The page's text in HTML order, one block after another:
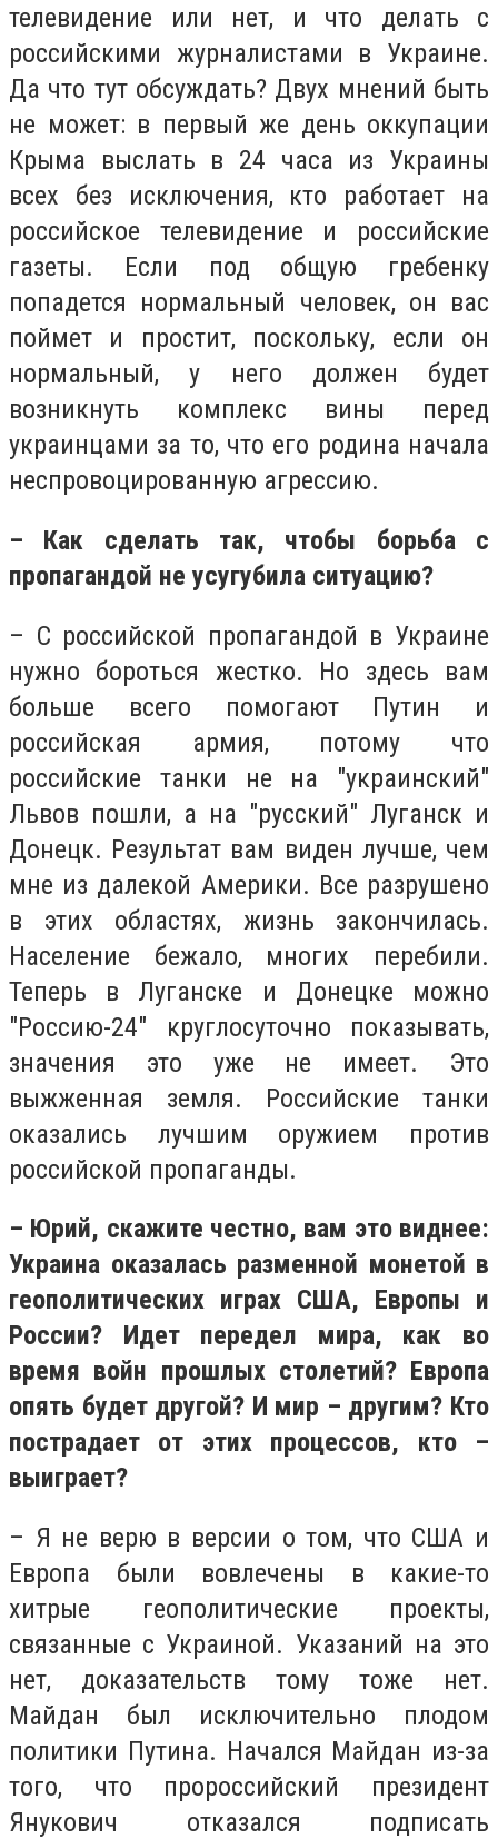
телевидение или нет, и что делать с
российскими журналистами в Украине.
Да что тут обсуждать? Двух мнений быть
не может: в первый же день оккупации
Крыма выслать в 24 часа из Украины
всех без исключения, кто работает на
российское телевидение и российские
газеты. Если под общую гребенку
попадется нормальный человек, он вас
поймет и простит, поскольку, если он
нормальный, у него должен будет
возникнуть комплекс вины перед
украинцами за то, что его родина начала
неспровоцированную агрессию.
– Как сделать так, чтобы борьба с
пропагандой не усугубила ситуацию?
– С российской пропагандой в Украине
нужно бороться жестко. Но здесь вам
больше всего помогают Путин и
российская армия, потому что
российские танки не на "украинский"
Львов пошли, а на "русский" Луганск и
Донецк. Результат вам виден лучше, чем
мне из далекой Америки. Все разрушено
в этих областях, жизнь закончилась.
Население бежало, многих перебили.
Теперь в Луганске и Донецке можно
"Россию-24" круглосуточно показывать,
значения это уже не имеет. Это
выжженная земля. Российские танки
оказались лучшим оружием против
российской пропаганды.
– Юрий, скажите честно, вам это виднее:
Украина оказалась разменной монетой в
геополитических играх США, Европы и
России? Идет передел мира, как во
время войн прошлых столетий? Европа
опять будет другой? И мир – другим? Кто
пострадает от этих процессов, кто –
выиграет?
– Я не верю в версии о том, что США и
Европа были вовлечены в какие-то
хитрые геополитические проекты,
связанные с Украиной. Указаний на это
нет, доказательств тому тоже нет.
Майдан был исключительно плодом
политики Путина. Начался Майдан из-за
того, что пророссийский президент
Янукович отказался подписать